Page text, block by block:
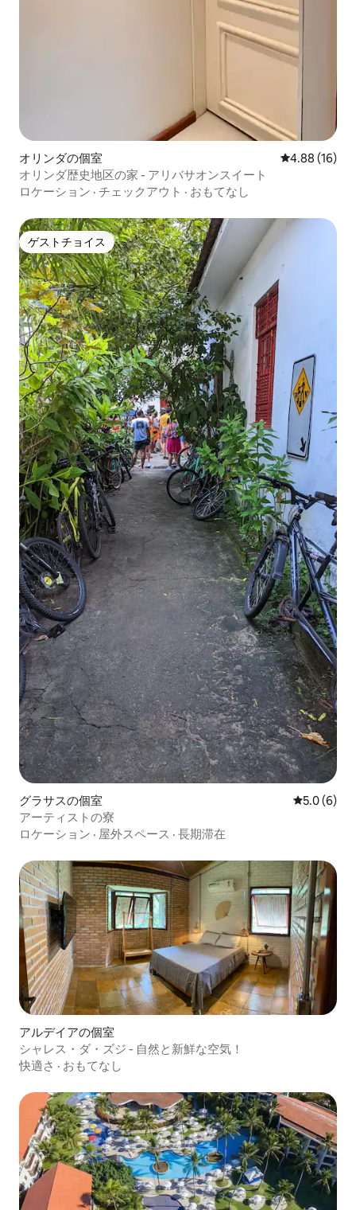
オリンダの個室 レビュー16
4.88 (16)
オリンダ歴史地区の家 - アリバサオンスイート
ロケーション · チェックアウト · おもてなし
ゲストチョイス
ゲストチョイス
グラサスの個室 レビュー6
5.0 (6)
アーティストの寮
ロケーション · 屋外スペース · 長期滞在
アルデイアの個室
シャレス・ダ・ズジ - 自然と新鮮な空気！
快適さ · おもてなし